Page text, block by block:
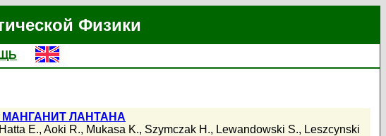
Физики
ЛАНТАНА
Hatta E., Aoki R., Mukasa K., Szymczak H., Lewandowski S., Leszcynski